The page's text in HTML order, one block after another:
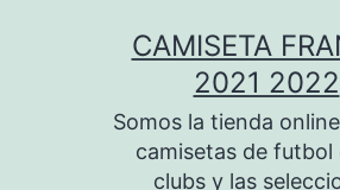
CAMISETA
2021 2022
Somos la tienda
camisetas de futbol
clubs y las